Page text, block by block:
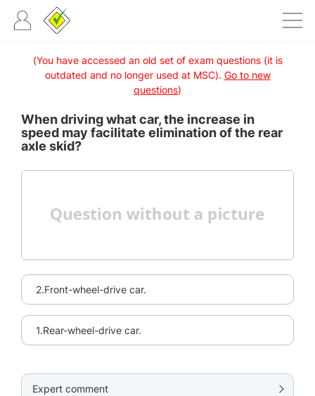
(You have accessed an old set of exam questions (it is
outdated and no longer used at MSC). Go to new
questions)
When driving what car, the increase in
speed may facilitate elimination of the rear
axle skid?
2.Front-wheel-drive car.
1.Rear-wheel-drive car.
Expert comment